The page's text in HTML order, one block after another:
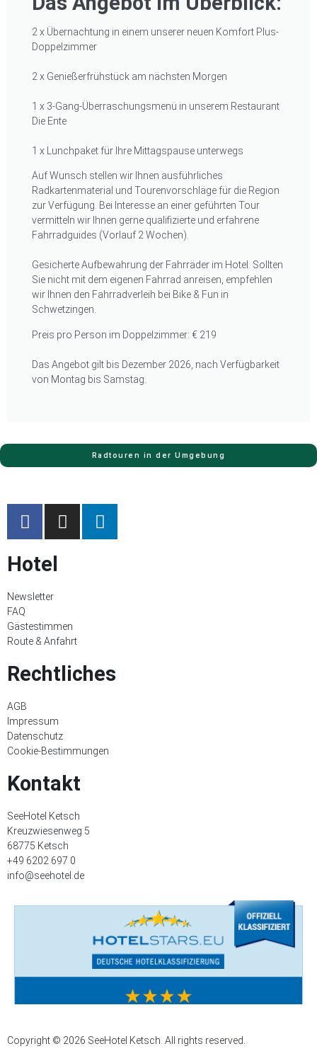
2 x Übernachtung in einem unserer neuen Komfort Plus-
Doppelzimmer
2 x Genießerfrühstück am nächsten Morgen
1 x 3-Gang-Überraschungsmenü in unserem Restaurant
Die Ente
1 x Lunchpaket für Ihre Mittagspause unterwegs
Auf Wunsch stellen wir Ihnen ausführliches
Radkartenmaterial und Tourenvorschläge für die Region
zur Verfügung. Bei Interesse an einer geführten Tour
vermitteln wir Ihnen gerne qualifizierte und erfahrene
Fahrradguides (Vorlauf 2 Wochen).
Gesicherte Aufbewahrung der Fahrräder im Hotel. Sollten
Sie nicht mit dem eigenen Fahrrad anreisen, empfehlen
wir Ihnen den Fahrradverleih bei Bike & Fun in
Schwetzingen.
Preis pro Person im Doppelzimmer: € 219
Das Angebot gilt bis Dezember 2026, nach Verfügbarkeit
von Montag bis Samstag.
Radtouren in der Umgebung
Hotel
Newsletter
FAQ
Gästestimmen
Route & Anfahrt
Rechtliches
AGB
Impressum
Datenschutz
Cookie-Bestimmungen
Kontakt
SeeHotel Ketsch
Kreuzwiesenweg 5
68775 Ketsch
+49 6202 697 0
info@seehotel.de
Copyright © 2026 SeeHotel Ketsch. All rights reserved.